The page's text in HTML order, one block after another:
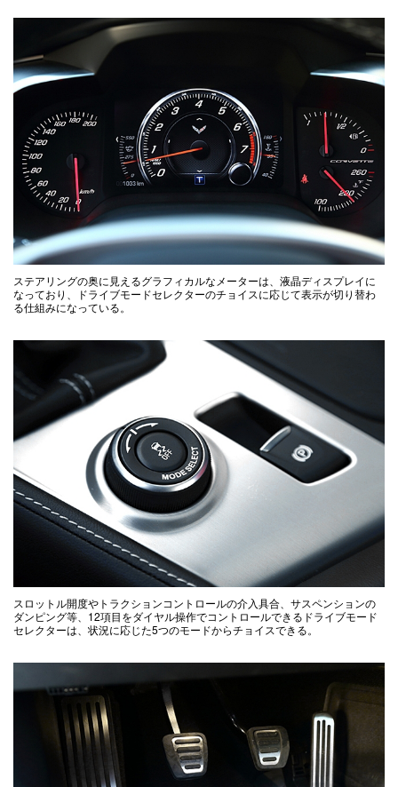
ステアリングの奥に見えるグラフィカルなメーターは、液晶ディスプレイに
なっており、ドライブモードセレクターのチョイスに応じて表示が切り替わ
る仕組みになっている。
スロットル開度やトラクションコントロールの介入具合、サスペンションの
ダンピング等、12項目をダイヤル操作でコントロールできるドライブモード
セレクターは、状況に応じた5つのモードからチョイスできる。